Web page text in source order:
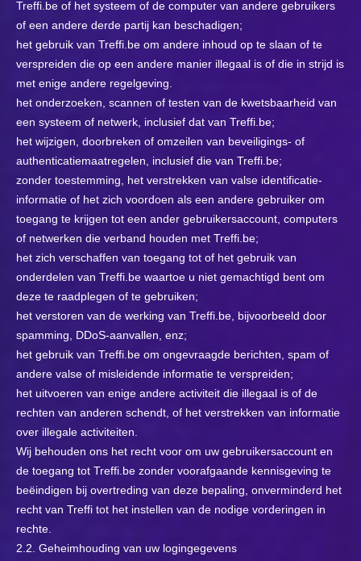
Treffi.be of het systeem of de computer van andere gebruikers
of een andere derde partij kan beschadigen;
het gebruik van Treffi.be om andere inhoud op te slaan of te
verspreiden die op een andere manier illegaal is of die in strijd is
met enige andere regelgeving.
het onderzoeken, scannen of testen van de kwetsbaarheid van
een systeem of netwerk, inclusief dat van Treffi.be;
het wijzigen, doorbreken of omzeilen van beveiligings- of
authenticatiemaatregelen, inclusief die van Treffi.be;
zonder toestemming, het verstrekken van valse identificatie-
informatie of het zich voordoen als een andere gebruiker om
toegang te krijgen tot een ander gebruikersaccount, computers
of netwerken die verband houden met Treffi.be;
het zich verschaffen van toegang tot of het gebruik van
onderdelen van Treffi.be waartoe u niet gemachtigd bent om
deze te raadplegen of te gebruiken;
het verstoren van de werking van Treffi.be, bijvoorbeeld door
spamming, DDoS-aanvallen, enz;
het gebruik van Treffi.be om ongevraagde berichten, spam of
andere valse of misleidende informatie te verspreiden;
het uitvoeren van enige andere activiteit die illegaal is of de
rechten van anderen schendt, of het verstrekken van informatie
over illegale activiteiten.
Wij behouden ons het recht voor om uw gebruikersaccount en
de toegang tot Treffi.be zonder voorafgaande kennisgeving te
beëindigen bij overtreding van deze bepaling, onverminderd het
recht van Treffi tot het instellen van de nodige vorderingen in
rechte.
2.2. Geheimhouding van uw logingegevens